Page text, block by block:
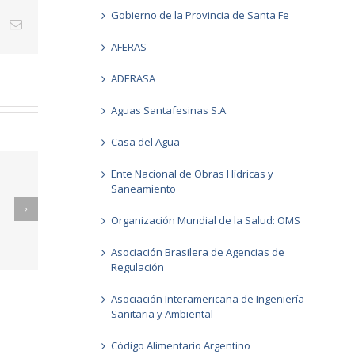
Email
Informes GCC FEBRERO 2026
Gobierno de la Provincia de Santa Fe
AFERAS
ADERASA
Aguas Santafesinas S.A.
Casa del Agua
Ente Nacional de Obras Hídricas y
Saneamiento
Organización Mundial de la Salud: OMS
Asociación Brasilera de Agencias de
Regulación
Asociación Interamericana de Ingeniería
Sanitaria y Ambiental
Código Alimentario Argentino